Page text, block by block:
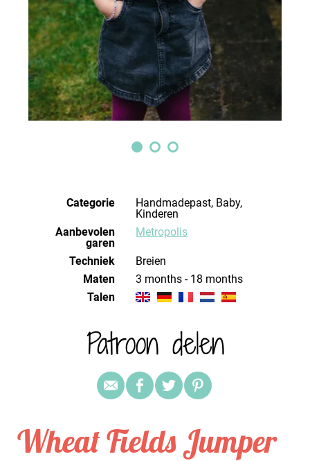
Categorie
Handmadepast, Baby,
Kinderen
Aanbevolen
garen
Metropolis
Techniek
breien
Maten
3 months - 18 months
Talen
Patroon delen
Wheat Fields Jumper